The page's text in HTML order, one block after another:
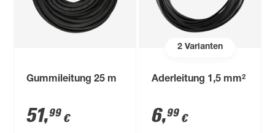
Gummileitung 25 m
51,99 €
2Varianten
Aderleitung 1,5 mm²
6,99 €